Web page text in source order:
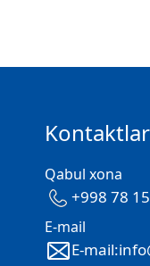
Kontaktlar
Qabul xona
+998 78
E-mail
E-